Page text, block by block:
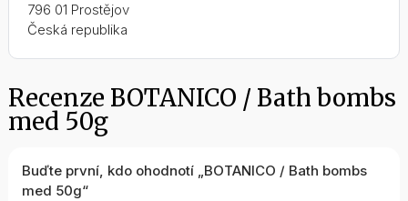
796 01 Prostějov
Česká republika
Recenze BOTANICO / Bath bombs
med 50g
Buďte první, kdo ohodnotí „BOTANICO / Bath bombs
med 50g“